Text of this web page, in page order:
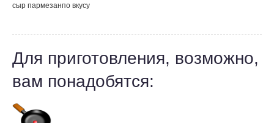
сыр пармезанпо вкусу
Для приготовления, возможно,
вам понадобятся: